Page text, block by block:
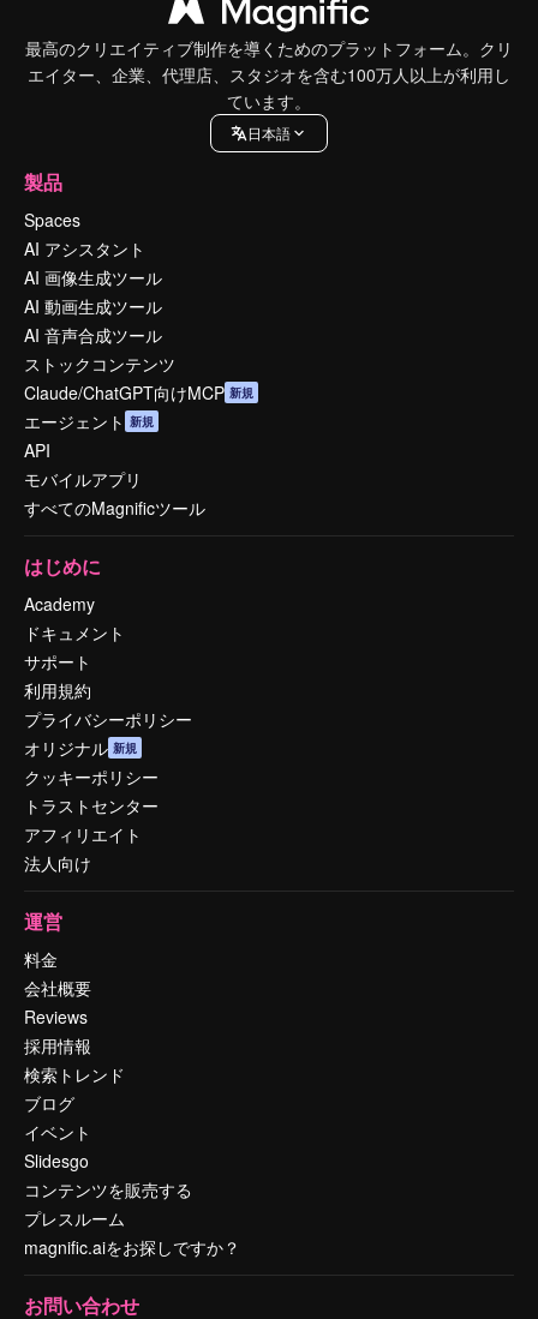
最高のクリエイティブ制作を導くためのプラットフォーム。クリ
エイター、企業、代理店、スタジオを含む100万人以上が利用し
ています。
日本語
製品
Spaces
AI アシスタント
AI 画像生成ツール
AI 動画生成ツール
AI 音声合成ツール
ストックコンテンツ
Claude/ChatGPT向けMCP 新規
エージェント 新規
API
モバイルアプリ
すべてのMagnificツール
はじめに
Academy
ドキュメント
サポート
利用規約
プライバシーポリシー
オリジナル 新規
クッキーポリシー
トラストセンター
アフィリエイト
法人向け
運営
料金
会社概要
Reviews
採用情報
検索トレンド
ブログ
イベント
Slidesgo
コンテンツを販売する
プレスルーム
magnific.aiをお探しですか？
お問い合わせ